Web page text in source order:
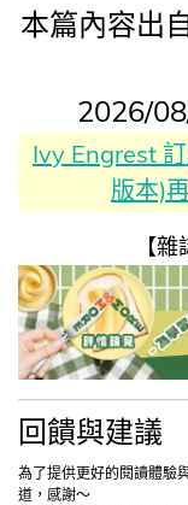
本篇內容出
2026/
Ivy Engrest
版本)
【
回饋與建議
為了提供更好的閱讀體驗
道，感謝～